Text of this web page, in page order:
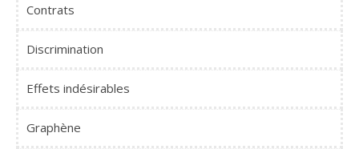
Contrats
Discrimination
Effets indésirables
Graphène